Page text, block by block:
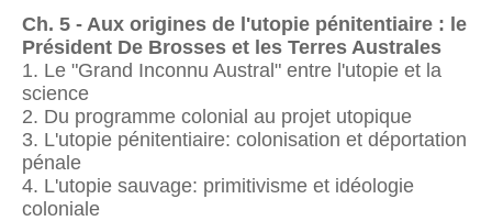
Ch. 5 - Aux origines de l'utopie pénitentiaire : le
Président De Brosses et les Terres Australes
1. Le "Grand Inconnu Austral" entre l'utopie et la
science
2. Du programme colonial au projet utopique
3. L'utopie pénitentiaire: colonisation et déportation
pénale
4. L'utopie sauvage: primitivisme et idéologie
coloniale